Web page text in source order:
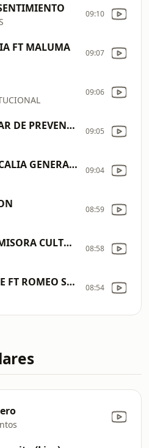
09:10
FT MALUMA 09:07
09:06
PLAN FAMILIAR DE PREVENCION DE RIESGOS CRUZ ROJA COLOMBIANA 09:05
VICTIMAS FISCALIA GENERAL DE LA NACION 09:04
08:59
SINTONIZA EMISORA CULTRAL DEL TOLIMA 5 08:58
PRINCE ROYCE FT ROMEO SANTOS 08:54